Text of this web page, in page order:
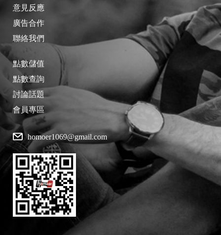
意見反應
廣告合作
聯絡我們
點數儲值
點數查詢
討論話題
會員專區
homoer1069@gmail.com